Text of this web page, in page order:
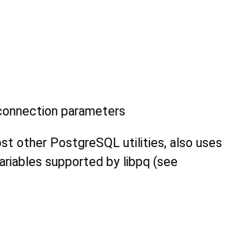
parameters
other PostgreSQL utilities, also uses
supported by libpq (see